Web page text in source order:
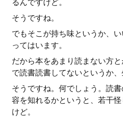
るんですけど。
そうですね。
でもそこが持ち味というか、
ってはいます。
だから本をあまり読まない方
で読書読書してないというか、
そうですね。何でしょう。読
容を知れるかというと、若干
けど。